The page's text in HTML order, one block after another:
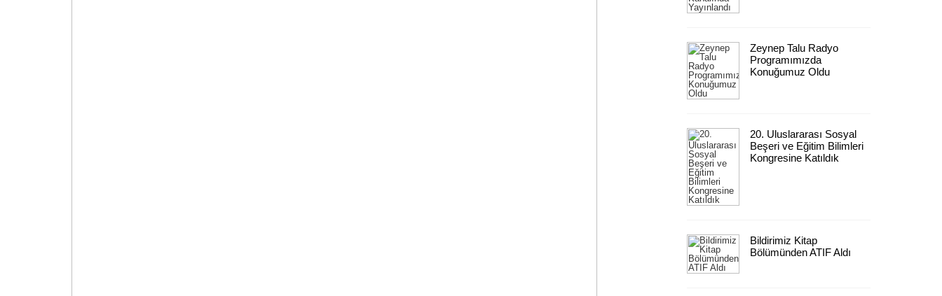
Zeynep Talu Radyo
Programımızda
Konuğumuz Oldu
20. Uluslararası Sosyal
Beşeri ve Eğitim Bilimleri
Kongresine Katıldık
Bildirimiz Kitap
Bölümünden ATIF Aldı